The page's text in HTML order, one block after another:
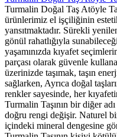
Turmalin Doğal Taş Atöyle
ürünlerimiz el işçiliğinin
yansıtmaktadır. Sürekli
gönül rahatlığıyla
yaşamınızda kıyafet
parçası olarak güvenle
üzerinizde taşımak, taşın
sağlarken, Ayrıca doğal
renkler sayesinde, her
Turmalin Taşının bir diğer
doğru rengi değişir. Naturel
içindeki mineral dengesine